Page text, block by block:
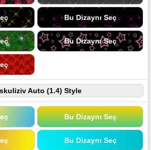
Bu Dizaynı Seç
Bu Dizaynı Seç
Auto (1.4) Style
Bu Dizaynı Seç
Bu Dizaynı Seç